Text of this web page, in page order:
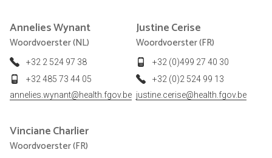
AnneliesWynant
Woordvoerster (NL)
+32 2 524 97 38
+32 485 73 44 05
annelies.wynant@health.fgov.be
JustineCerise
Woordvoerster (FR)
+32 (0)499 27 40 30
+32 (0)2 524 99 13
justine.cerise@health.fgov.be
VincianeCharlier
Woordvoerster (FR)